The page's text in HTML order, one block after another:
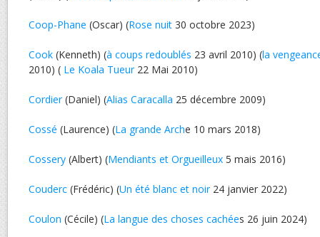
Coop-Phane (Oscar) (Rose nuit 30 octobre 2023)
Cook (Kenneth) (à coups redoublés 23 avril 2010) (la
2010) ( Le Koala Tueur22 Mai 2010)
Cordier(Daniel) (Alias Caracalla 25 décembre 2009)
Cossé (Laurence) (La grande Arche 10 mars 2018)
Cossery (Albert) (Mendiants et Orgueilleux 5 mais 2016)
Couderc (Frédéric) (Un été blanc et noir24 janvier 2022)
Coulon (Cécile) (La langue des choses cachées 26 juin 2024)